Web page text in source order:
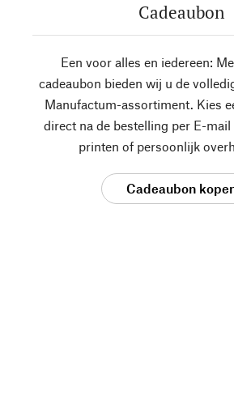
Cadeaubon
Een voor alles en iedereen:
cadeaubon bieden wij u de
Manufactum-assortiment. Kies
direct na de bestelling per E-
printen of persoonlijk
Cadeaubon